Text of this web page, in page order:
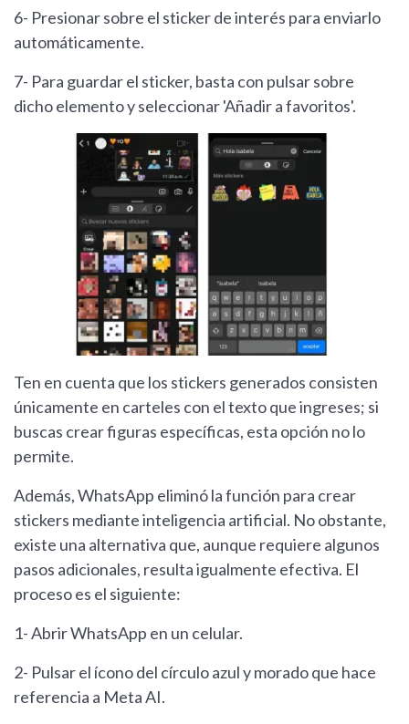
6- Presionar sobre el sticker de interés para enviarlo
automáticamente.
7- Para guardar el sticker, basta con pulsar sobre
dicho elemento y seleccionar 'Añadir a favoritos'.
Ten en cuenta que los stickers generados consisten
únicamente en carteles con el texto que ingreses; si
buscas crear figuras específicas, esta opción no lo
permite.
Además, WhatsApp eliminó la función para crear
stickers mediante inteligencia artificial. No obstante,
existe una alternativa que, aunque requiere algunos
pasos adicionales, resulta igualmente efectiva. El
proceso es el siguiente:
1- Abrir WhatsApp en un celular.
2- Pulsar el ícono del círculo azul y morado que hace
referencia a Meta AI.